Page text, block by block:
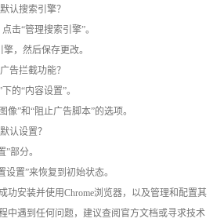
认搜索引擎？
击“管理搜索引擎”。
，然后保存更改。
告拦截功能？
的“内容设置”。
”和“阻止广告脚本”的选项。
认设置？
部分。
设置”来恢复到初始状态。
功安装并使用Chrome浏览器，以及管理和配置其
中遇到任何问题，建议查阅官方文档或寻求技术